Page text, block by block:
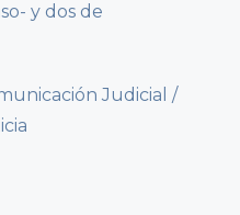
y dos de
Judicial /